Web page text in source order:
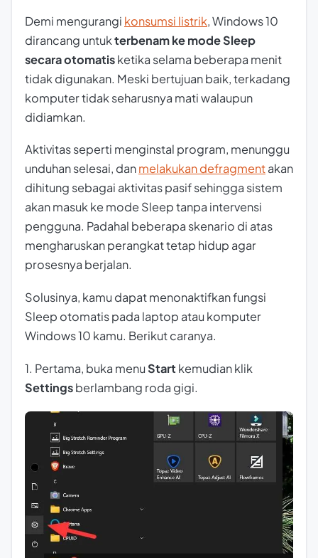
Demi mengurangi konsumsi listrik, Windows 10
dirancang untukterbenam ke mode Sleep
secara otomatisketika selama beberapa menit
tidak digunakan. Meski bertujuan baik, terkadang
komputer tidak seharusnya mati walaupun
didiamkan.
Aktivitas seperti menginstal program, menunggu
unduhan selesai, danmelakukandefragmentakan
dihitung sebagai aktivitas pasif sehingga sistem
akan masuk ke mode Sleep tanpa intervensi
pengguna. Padahal beberapa skenario di atas
mengharuskan perangkat tetap hidup agar
prosesnya berjalan.
Solusinya, kamu dapat menonaktifkan fungsi
Sleep otomatis pada laptop atau komputer
Windows 10 kamu. Berikut caranya.
1. Pertama, buka menu Start kemudian klik
Settingsberlambang roda gigi.